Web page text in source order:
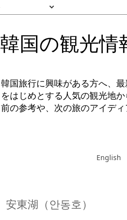
韓国の観光情
韓国旅行に興味がある方へ、
をはじめとする人気の観光地
前の参考や、次の旅のアイデ
English
安東湖（안동호）